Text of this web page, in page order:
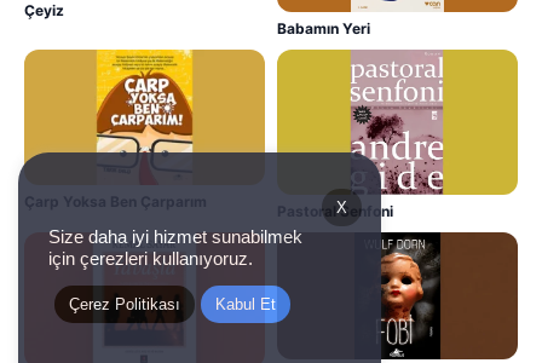
Çeyiz
Babamın Yeri
Çarp Yoksa Ben Çarparım
Pastoral Senfoni
X
Size daha iyi hizmet sunabilmek
için çerezleri kullanıyoruz.
Çerez Politikası Kabul Et